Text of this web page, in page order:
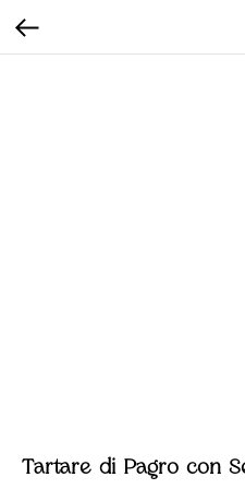
Tartare di Pagro con